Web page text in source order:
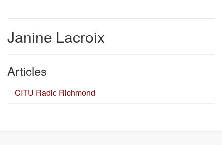
Janine Lacroix
Articles
CITU Radio Richmond